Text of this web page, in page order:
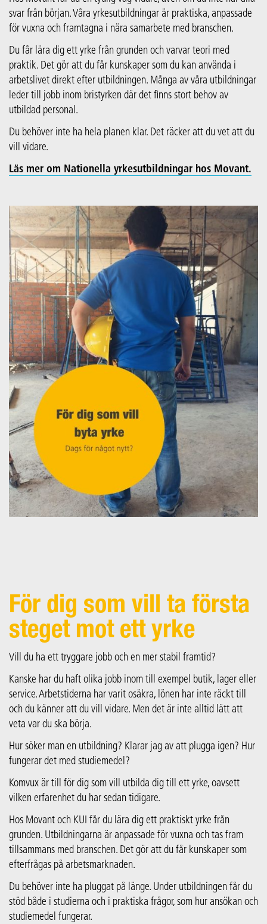
svar från början. Våra yrkesutbildningar är praktiska, anpassade
för vuxna och framtagna i nära samarbete med branschen.
Du får lära dig ett yrke från grunden och varvar teori med
praktik. Det gör att du får kunskaper som du kan använda i
arbetslivet direkt efter utbildningen. Många av våra utbildningar
leder till jobb inom bristyrken där det finns stort behov av
utbildad personal.
Du behöver inte ha hela planen klar. Det räcker att du vet att du
vill vidare.
Läs mer om Nationella yrkesutbildningar hos Movant.
För dig som vill ta första
steget mot ett yrke
Vill du ha ett tryggare jobb och en mer stabil framtid?
Kanske har du haft olika jobb inom till exempel butik, lager eller
service. Arbetstiderna har varit osäkra, lönen har inte räckt till
och du känner att du vill vidare. Men det är inte alltid lätt att
veta var du ska börja.
Hur söker man en utbildning? Klarar jag av att plugga igen? Hur
fungerar det med studiemedel?
Komvux är till för dig som vill utbilda dig till ett yrke, oavsett
vilken erfarenhet du har sedan tidigare.
Hos Movant och KUI får du lära dig ett praktiskt yrke från
grunden. Utbildningarna är anpassade för vuxna och tas fram
tillsammans med branschen. Det gör att du får kunskaper som
efterfrågas på arbetsmarknaden.
Du behöver inte ha pluggat på länge. Under utbildningen får du
stöd både i studierna och i praktiska frågor, som hur ansökan och
studiemedel fungerar.